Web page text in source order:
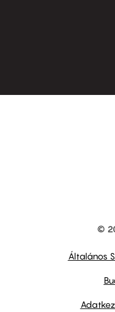
©
Általános